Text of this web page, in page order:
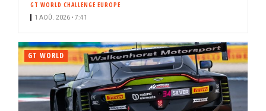
GT WORLD CHALLENGE EUROPE
1 AOÛ. 2026 • 7:41
GT WORLD